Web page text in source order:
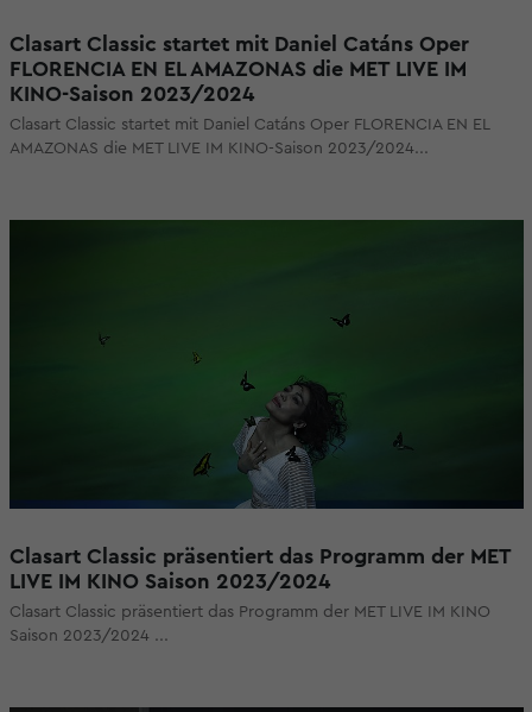
Clasart Classic startet mit Daniel Catáns Oper
FLORENCIA EN EL AMAZONAS die MET LIVE IM
KINO-Saison 2023/2024
Clasart Classic startet mit Daniel Catáns Oper FLORENCIA EN EL
AMAZONAS die MET LIVE IM KINO-Saison 2023/2024...
Clasart Classic präsentiert das Programm der MET
LIVE IM KINO Saison 2023/2024
Clasart Classic präsentiert das Programm der MET LIVE IM KINO
Saison 2023/2024 ...